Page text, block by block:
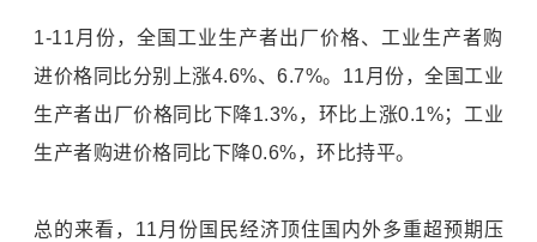
1-11月份，全国工业生产者出厂价格、工业生产者购
进价格同比分别上涨4.6%、6.7%。11月份，全国工业
生产者出厂价格同比下降1.3%，环比上涨0.1%；工业
生产者购进价格同比下降0.6%，环比持平。
总的来看，11月份国民经济顶住国内外多重超预期压